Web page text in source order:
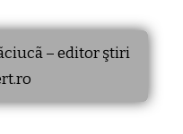
– editor ştiri